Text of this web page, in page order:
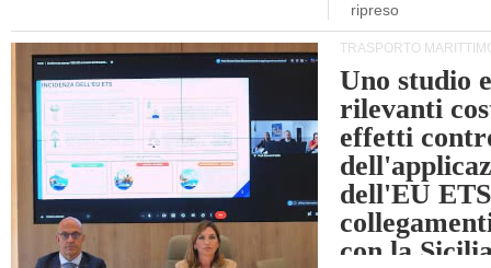
ripreso
TRASPORTO
Uno studio
rilevanti
effetti
dell'EU
con la